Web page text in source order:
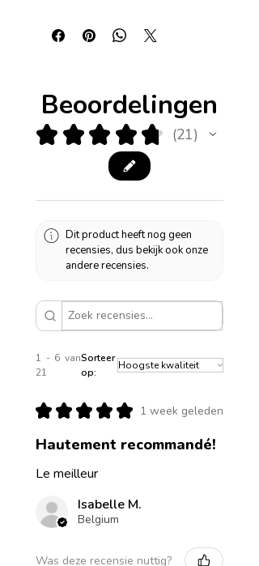
Beoordelingen
★ ★ ★ ★ ★ 21
21
Dit product heeft nog geen
recensies, dus bekijk ook onze
andere recensies.
1 - 6 van
21
Sorteer
op:
★ ★ ★ ★ ★ 1 week geleden
Hautement recommandé!
Le meilleur
Isabelle M.
Belgium
Was deze recensie nuttig?